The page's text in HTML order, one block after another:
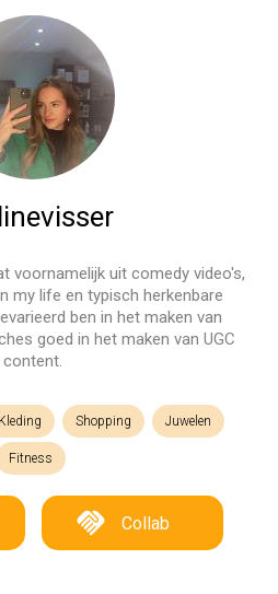
voornamelijk uit comedy video's,
my life en typisch herkenbare
ben in het maken van
goed in het maken van UGC
content.
Kleding Shopping Juwelen
Fitness
Collab